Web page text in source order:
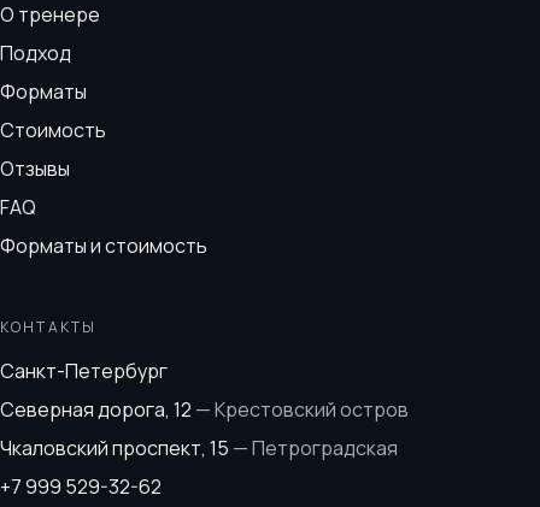
О тренере
Подход
Форматы
Стоимость
Отзывы
FAQ
Форматы и стоимость
КОНТАКТЫ
Санкт-Петербург
Северная дорога, 12 —Крестовский остров
Чкаловский проспект, 15 —Петроградская
+7 999 529-32-62